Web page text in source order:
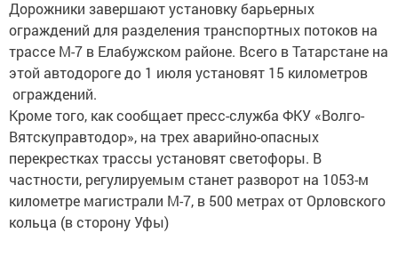
Дорожники завершают установку барьерных
ограждений для разделения транспортных потоков на
трассе М-7 в Елабужском районе. Всего в Татарстане на
этой автодороге до 1 июля установят 15 километров
ограждений.
Кроме того, как сообщает пресс-служба ФКУ «Волго-
Вятскуправтодор», на трех аварийно-опасных
перекрестках трассы установят светофоры. В
частности, регулируемым станет разворот на 1053-м
километре магистрали М-7, в 500 метрах от Орловского
кольца (в сторону Уфы)